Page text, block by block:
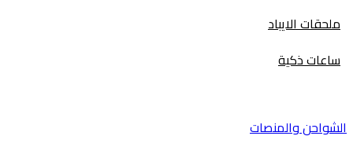
ملحقات الايباد
ساعات ذكية
الشواحن والمنصات